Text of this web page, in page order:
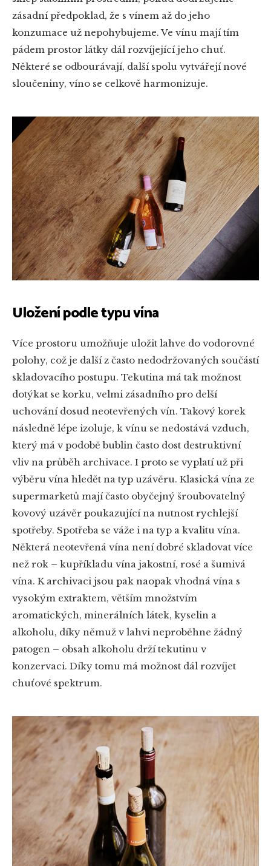
zásadní předpoklad, že s vínem až do jeho
konzumace už nepohybujeme. Ve vínu mají tím
pádem prostor látky dál rozvíjející jeho chuť.
Některé se odbourávají, další spolu vytvářejí nové
sloučeniny, víno se celkově harmonizuje.
Uložení podle typu vína
Více prostoru umožňuje uložit lahve do vodorovné
polohy, což je další z často nedodržovaných součástí
skladovacího postupu. Tekutina má tak možnost
dotýkat se korku, velmi zásadního pro delší
uchování dosud neotevřených vín. Takový korek
následně lépe izoluje, k vínu se nedostává vzduch,
který má v podobě bublin často dost destruktivní
vliv na průběh archivace. I proto se vyplatí už při
výběru vína hledět na typ uzávěru. Klasická vína ze
supermarketů mají často obyčejný šroubovatelný
kovový uzávěr poukazující na nutnost rychlejší
spotřeby. Spotřeba se váže i na typ a kvalitu vína.
Některá neotevřená vína není dobré skladovat více
než rok – kupříkladu vína jakostní, rosé a šumivá
vína. K archivaci jsou pak naopak vhodná vína s
vysokým extraktem, větším množstvím
aromatických, minerálních látek, kyselin a
alkoholu, díky němuž v lahvi neproběhne žádný
patogen – obsah alkoholu drží tekutinu v
konzervaci. Díky tomu má možnost dál rozvíjet
chuťové spektrum.